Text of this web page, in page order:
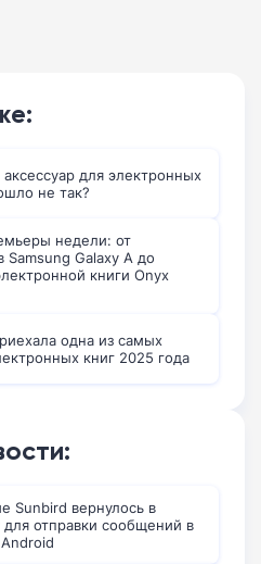
для электронных
не так?
недели: от
Samsung Galaxy A до
книги Onyx
одна из самых
книг 2025 года
Sunbird вернулось в
для отправки сообщений в